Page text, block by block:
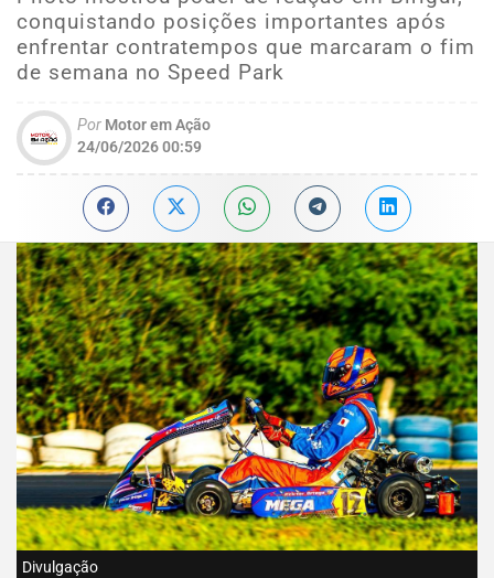
conquistando posições importantes após
enfrentar contratempos que marcaram o fim
de semana no Speed Park
Por Motor em Ação
24/06/2026 00:59
Divulgação